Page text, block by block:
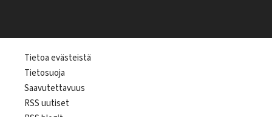
Tietoa evästeistä
Tietosuoja
Saavutettavuus
RSS uutiset